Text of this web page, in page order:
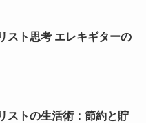
スト思考 エレキギターの
ストの生活術：節約と貯